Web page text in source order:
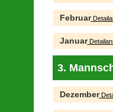
Februar
Januar
3.
Dezember